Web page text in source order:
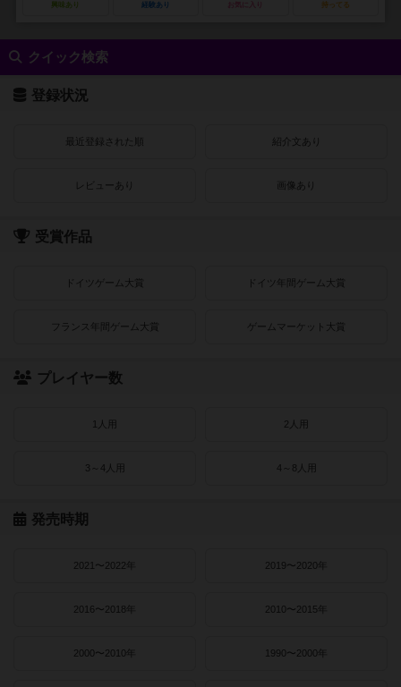
興味あり 経験あり お気に入り 持ってる
クイック検索
登録状況
最近登録された順 紹介文あり
レビューあり 画像あり
受賞作品
ドイツゲーム大賞 ドイツ年間ゲーム大賞
フランス年間ゲーム大賞 ゲームマーケット大賞
プレイヤー数
1人用 2人用
3～4人用 4～8人用
発売時期
2021〜2022年 2019〜2020年
2016〜2018年 2010〜2015年
2000〜2010年 1990〜2000年